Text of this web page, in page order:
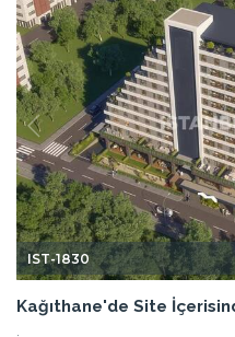
IST-1830
Kağıthane'de Site